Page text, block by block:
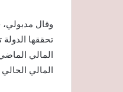
وقال مدبولي،
تحققها
المالي